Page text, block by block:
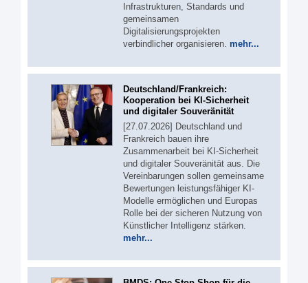
Infrastrukturen, Standards und
gemeinsamen
Digitalisierungsprojekten
verbindlicher organisieren. mehr...
Deutschland/Frankreich:
Kooperation bei KI-Sicherheit
und digitaler Souveränität
[27.07.2026] Deutschland und
Frankreich bauen ihre
Zusammenarbeit bei KI-Sicherheit
und digitaler Souveränität aus. Die
Vereinbarungen sollen gemeinsame
Bewertungen leistungsfähiger KI-
Modelle ermöglichen und Europas
Rolle bei der sicheren Nutzung von
Künstlicher Intelligenz stärken.
mehr...